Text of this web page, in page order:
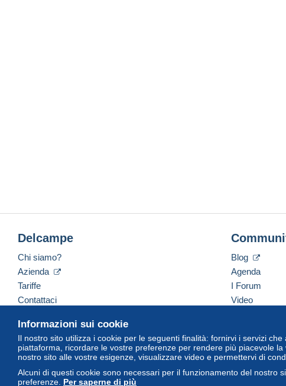
Informazioni sui cookie
Il nostro sito utilizza i cookie per le seguenti finalità: fornirvi i servizi
piattaforma, ricordare le vostre preferenze per rendere più piacevole
nostro sito alle vostre esigenze, visualizzare video e permettervi di
Alcuni di questi cookie sono necessari per il funzionamento del nostro
preferenze. Per saperne di più
Delcampe
Chi siamo?
Azienda
Tariffe
Contattaci
Blog
Agenda
I Forum
Video
Italiano USD America/Indiana/Vevay Versione
© Delcampe International Srl. Tutti i diritti riservati.